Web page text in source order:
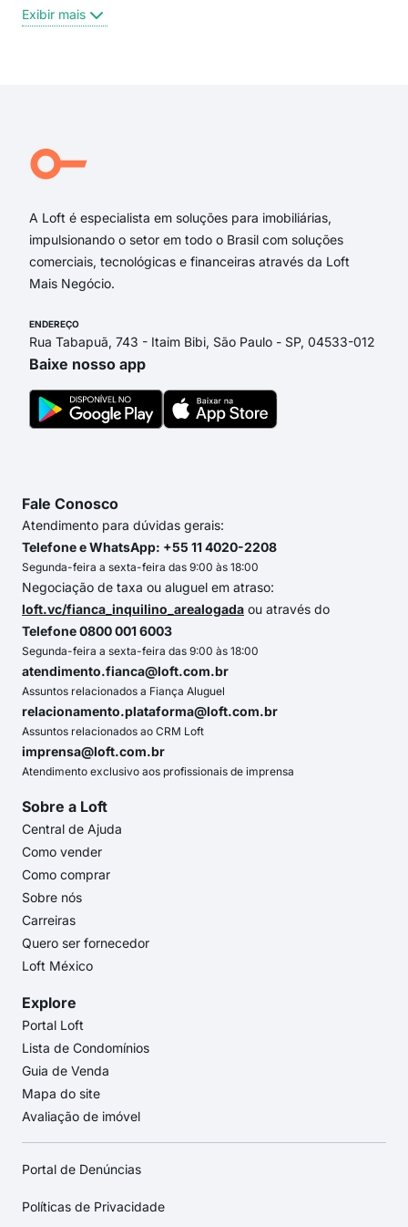
Exibir mais
A Loft é especialista em soluções para imobiliárias,
impulsionando o setor em todo o Brasil com soluções
comerciais, tecnológicas e financeiras através da Loft
Mais Negócio.
ENDEREÇO
Rua Tabapuã, 743 - Itaim Bibi, São Paulo - SP, 04533-012
Baixe nosso app
Fale Conosco
Atendimento para dúvidas gerais:
Telefone e WhatsApp: +55 11 4020-2208
Segunda-feira a sexta-feira das 9:00 às 18:00
Negociação de taxa ou aluguel em atraso:
loft.vc/fianca_inquilino_arealogada ou através do
Telefone 0800 001 6003
Segunda-feira a sexta-feira das 9:00 às 18:00
atendimento.fianca@loft.com.br
Assuntos relacionados a Fiança Aluguel
relacionamento.plataforma@loft.com.br
Assuntos relacionados ao CRM Loft
imprensa@loft.com.br
Atendimento exclusivo aos profissionais de imprensa
Sobre a Loft
Central de Ajuda
Como vender
Como comprar
Sobre nós
Carreiras
Quero ser fornecedor
Loft México
Explore
Portal Loft
Lista de Condomínios
Guia de Venda
Mapa do site
Avaliação de imóvel
Portal de Denúncias
Políticas de Privacidade